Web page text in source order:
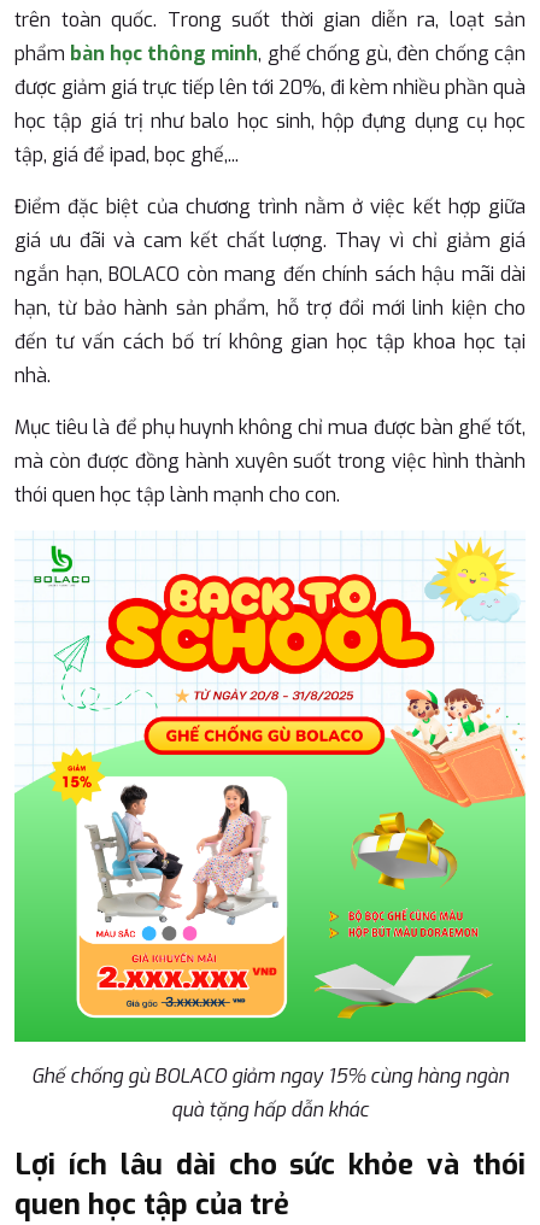
trên toàn quốc. Trong suốt thời gian diễn ra, loạt sản
phẩm bàn học thông minh, ghế chống gù, đèn chống cận
được giảm giá trực tiếp lên tới 20%, đi kèm nhiều phần quà
học tập giá trị như balo học sinh, hộp đựng dụng cụ học
tập, giá để ipad, bọc ghế,...
Điểm đặc biệt của chương trình nằm ở việc kết hợp giữa
giá ưu đãi và cam kết chất lượng. Thay vì chỉ giảm giá
ngắn hạn, BOLACO còn mang đến chính sách hậu mãi dài
hạn, từ bảo hành sản phẩm, hỗ trợ đổi mới linh kiện cho
đến tư vấn cách bố trí không gian học tập khoa học tại
nhà.
Mục tiêu là để phụ huynh không chỉ mua được bàn ghế tốt,
mà còn được đồng hành xuyên suốt trong việc hình thành
thói quen học tập lành mạnh cho con.
Ghế chống gù BOLACO giảm ngay 15% cùng hàng ngàn
quà tặng hấp dẫn khác
Lợi ích lâu dài cho sức khỏe và thói
quen học tập của trẻ